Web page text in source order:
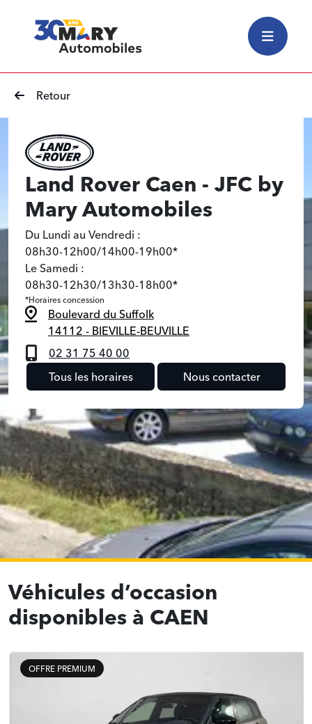
Retour
Land Rover Caen - JFC by
Mary Automobiles
Du Lundi au Vendredi :
08h30-12h00/14h00-19h00*
Le Samedi :
08h30-12h30/13h30-18h00*
*Horaires concession
Boulevard du Suffolk
14112 - BIEVILLE-BEUVILLE
02 31 75 40 00
Tous les horaires
Nous contacter
Véhicules d’occasion
disponibles à CAEN
OFFRE PREMIUM